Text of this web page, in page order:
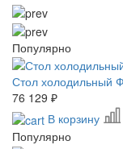
Популярно
Стол холодильный
76 129 ₽
В корзину
Популярно